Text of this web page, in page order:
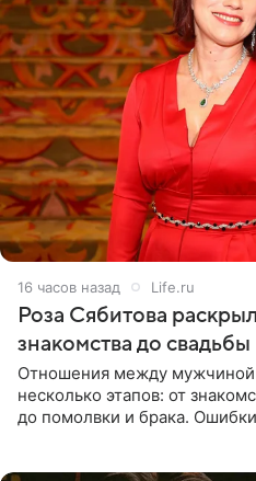
16 часов назад Life.ru
Роза Сябитова
знакомства до свадьбы
Отношения между
несколько этапов: от
до помолвки и брака.